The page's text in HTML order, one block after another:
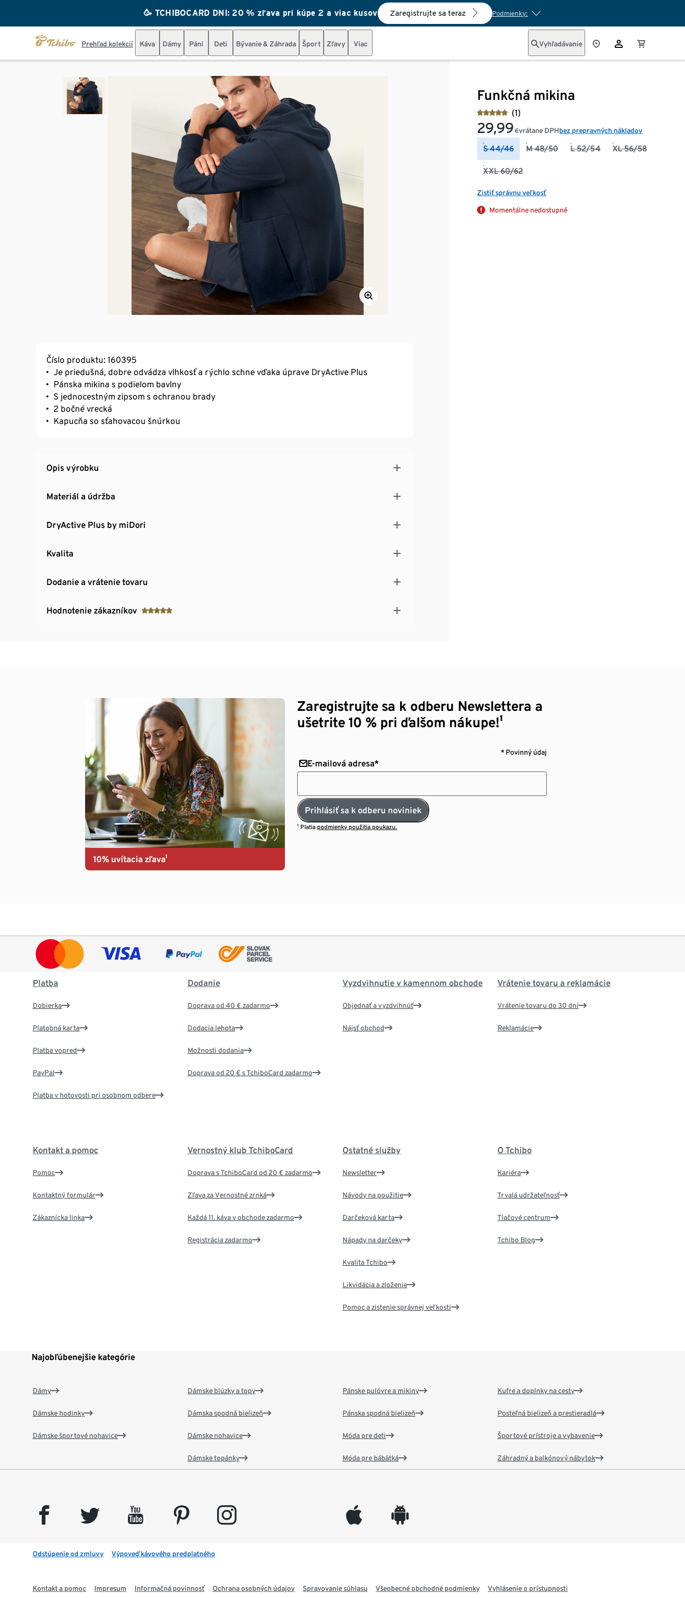
🥳 TCHIBOCARD DNI: 20 % zľava pri kúpe 2 a viac kusov Zaregistrujte sa teraz Podmienky:
Prehľad kolekcií Káva Dámy Páni Deti Bývanie & Záhrada Šport Zľavy Viac Vyhľadávanie
Funkčná mikina
(1)
29,99 €vrátane DPHbez prepravných nákladov
S 44/46 M 48/50 L 52/54 XL 56/58
XXL 60/62
Zistiť správnu veľkosť
Momentálne nedostupné
Číslo produktu: 160395
Je priedušná, dobre odvádza vlhkosť a rýchlo schne vďaka úprave DryActive Plus
Pánska mikina s podielom bavlny
S jednocestným zipsom s ochranou brady
2 bočné vrecká
Kapucňa so sťahovacou šnúrkou
Opis výrobku
Materiál a údržba
DryActive Plus by miDori
Kvalita
Dodanie a vrátenie tovaru
Hodnotenie zákazníkov
10% uvítacia zľava¹
Zaregistrujte sa k odberu Newslettera a
ušetrite 10 % pri ďalšom nákupe!¹
* Povinný údaj
E-mailová adresa*
Prihlásiť sa k odberu noviniek
¹ Platia podmienky použitia poukazu.
Platba
Dobierka
Platobná karta
Platba vopred
PayPal
Platba v hotovosti pri osobnom odbere
Dodanie
Doprava od 40 € zadarmo
Dodacia lehota
Možnosti dodania
Doprava od 20 € s TchiboCard zadarmo
Vyzdvihnutie v kamennom obchode
Objednať a vyzdvihnúť
Nájsť obchod
Vrátenie tovaru a reklamácie
Vrátenie tovaru do 30 dní
Reklamácie
Kontakt a pomoc
Pomoc
Kontaktný formulár
Zákaznícka linka
Vernostný klub TchiboCard
Doprava s TchiboCard od 20 € zadarmo
Zľava za Vernostné zrnká
Každá 11. káva v obchode zadarmo
Registrácia zadarmo
Ostatné služby
Newsletter
Návody na použitie
Darčeková karta
Nápady na darčeky
Kvalita Tchibo
Likvidácia a zloženie
Pomoc a zistenie správnej veľkosti
O Tchibo
Kariéra
Trvalá udržateľnosť
Tlačové centrum
Tchibo Blog
Najobľúbenejšie kategórie
Dámy
Dámske hodinky
Dámske športové nohavice
Dámske blúzky a topy
Dámska spodná bielizeň
Dámske nohavice
Dámske topánky
Pánske pulóvre a mikiny
Pánska spodná bielizeň
Móda pre deti
Móda pre bábätká
Kufre a doplnky na cesty
Posteľná bielizeň a prestieradlá
Športové prístroje a vybavenie
Záhradný a balkónový nábytok
facebook twitter youtube pinterest instagram appleinc android
Odstúpenie od zmluvy Výpoveď kávového predplatného
Kontakt a pomoc Impresum Informačná povinnosť Ochrana osobných údajov Spravovanie súhlasu Všeobecné obchodné podmienky Vyhlásenie o prístupnosti